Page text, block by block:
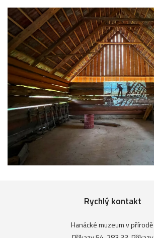
Rychlý kontakt
Hanácké muzeum v přírodě